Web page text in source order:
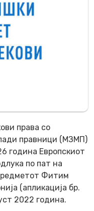
права со
правници (МЗМП)
година Европскиот
по пат на
Фитим
(апликација бр.
2022 година.